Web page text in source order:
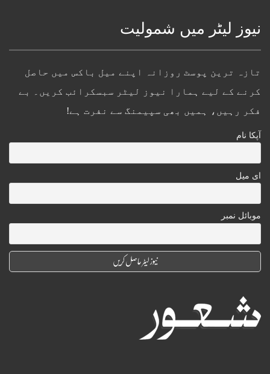
نیوز لیٹر میں شمولیت
تازہ ترین پوسٹ روزانہ اپنے میل باکس میں حاصل
کرنے کے لیے ہمارا نیوز لیٹر سبسکرائب کریں۔ بے
فکر رہیں، ہمیں بھی سپیمنگ سے نفرت ہے!
آپکا نام
ای میل
موبائل نمبر